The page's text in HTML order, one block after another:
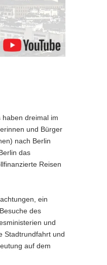
haben dreimal im
und Bürger
nach Berlin
das
Reisen
ein
des
und
Stadtrundfahrt und
auf dem